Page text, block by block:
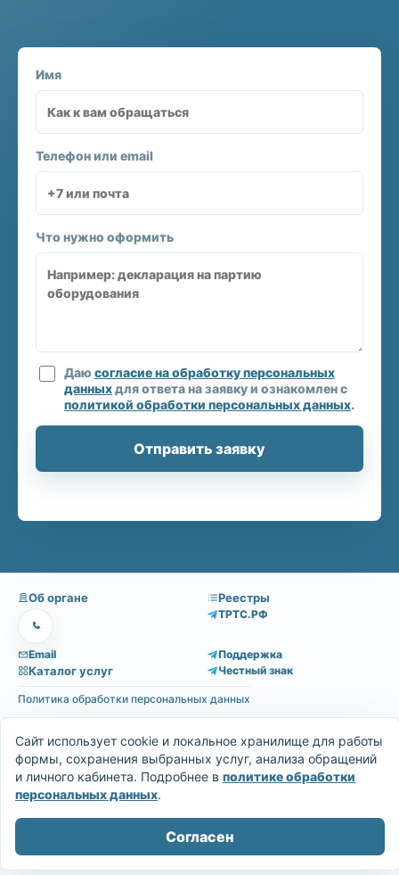
Имя
Телефон или email
Что нужно оформить
Даю согласие на обработку персональных
данныхдля ответа на заявку и ознакомлен с
политикой обработки персональных данных.
Отправить заявку
Реестры
Об органе
Каталог услуг
ТРТС.РФ
Честный знак
Поддержка
Email
Политика обработки персональных данных
Сайт использует cookie и локальное хранилище для работы
формы, сохранения выбранных услуг, анализа обращений
и личного кабинета. Подробнее в политике обработки
персональных данных.
Согласен